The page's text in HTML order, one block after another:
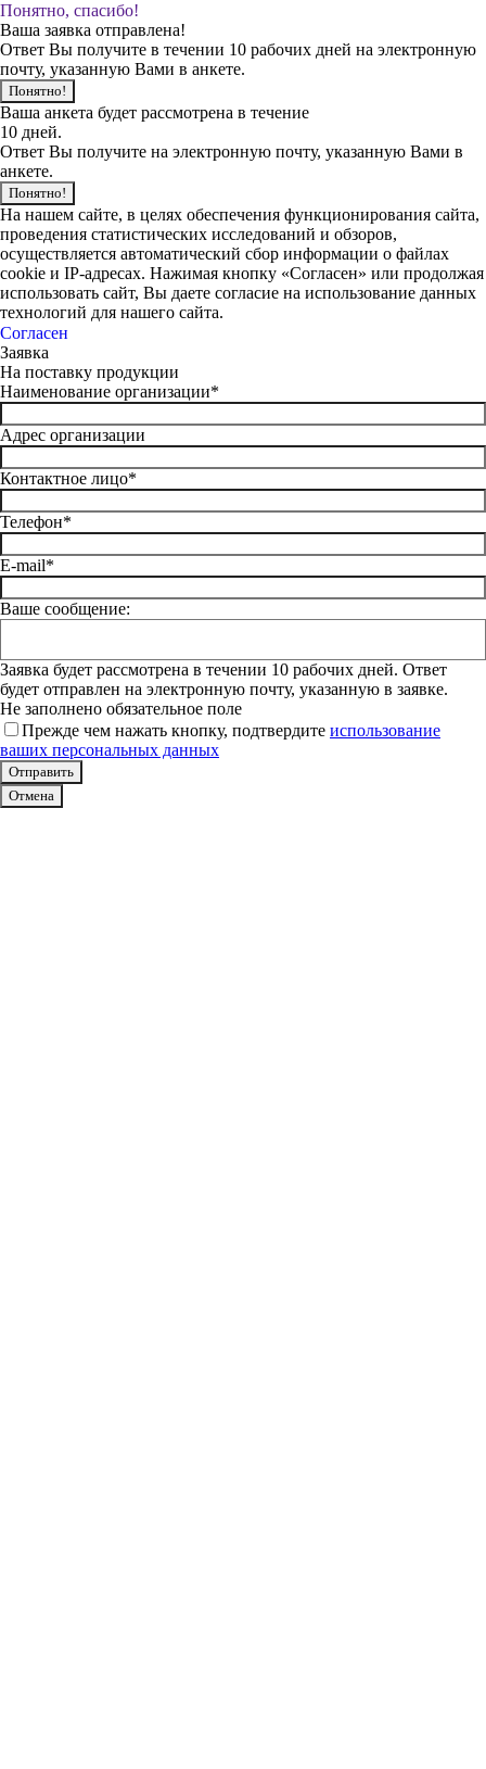
Понятно, спасибо!
Ваша заявка отправлена!
Ответ Вы получите в течении 10 рабочих дней на электронную
почту, указанную Вами в анкете.
Понятно!
Ваша анкета будет рассмотрена в течение
10 дней.
Ответ Вы получите на электронную почту, указанную Вами в
анкете.
Понятно!
На нашем сайте, в целях обеспечения функционирования сайта,
проведения статистических исследований и обзоров,
осуществляется автоматический сбор информации о файлах
cookie и IP-адресах. Нажимая кнопку «Согласен» или продолжая
использовать сайт, Вы даете согласие на использование данных
технологий для нашего сайта.
Согласен
Заявка
На поставку продукции
Наименование организации*
Адрес организации
Контактное лицо*
Телефон*
E-mail*
Ваше сообщение:
Заявка будет рассмотрена в течении 10 рабочих дней. Ответ
будет отправлен на электронную почту, указанную в заявке.
Не заполнено обязательное поле
Прежде чем нажать кнопку, подтвердите использование
ваших персональных данных
Отмена